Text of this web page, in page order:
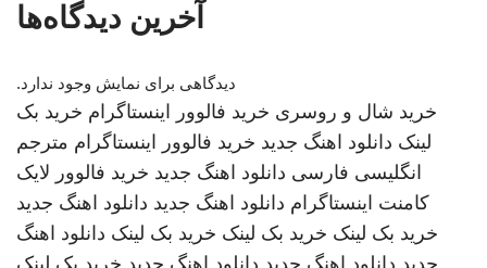
آخرین دیدگاه‌ها
دیدگاهی برای نمایش وجود ندارد.
خرید شال و روسری خرید فالوور اینستاگرام خرید بک
لینک دانلود اهنگ جدید خرید فالوور اینستاگرام مترجم
انگلیسی فارسی دانلود اهنگ جدید خرید فالوور لایک
کامنت اینستاگرام دانلود اهنگ جدید دانلود اهنگ جدید
خرید بک لینک خرید بک لینک خرید بک لینک دانلود اهنگ
جدید دانلود اهنگ جدید دانلود اهنگ جدید خرید بک لینک